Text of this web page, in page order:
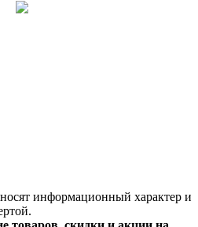
информационный характер и